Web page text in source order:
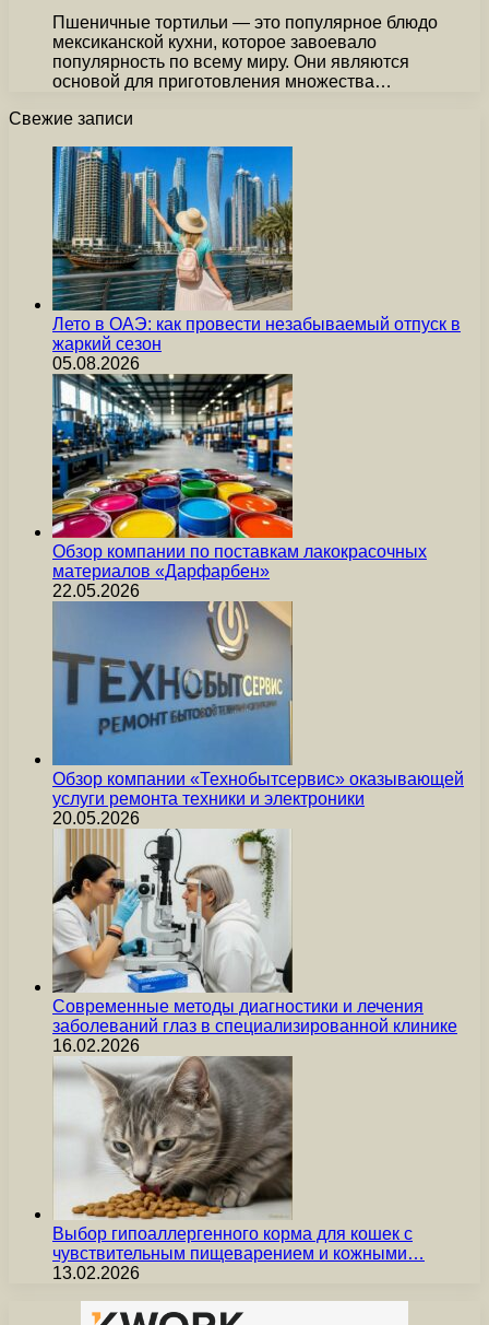
Пшеничные тортильи — это популярное блюдо
мексиканской кухни, которое завоевало
популярность по всему миру. Они являются
основой для приготовления множества…
Свежие записи
Лето в ОАЭ: как провести незабываемый отпуск в
жаркий сезон
05.08.2026
Обзор компании по поставкам лакокрасочных
материалов «Дарфарбен»
22.05.2026
Обзор компании «Технобытсервис» оказывающей
услуги ремонта техники и электроники
20.05.2026
Современные методы диагностики и лечения
заболеваний глаз в специализированной клинике
16.02.2026
Выбор гипоаллергенного корма для кошек с
чувствительным пищеварением и кожными…
13.02.2026